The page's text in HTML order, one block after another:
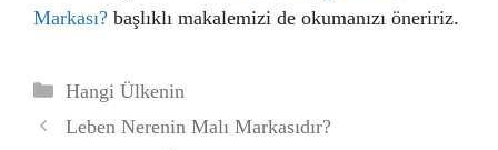
Markası? başlıklı makalemizi de okumanızı öneririz.
Kategoriler
Hangi Ülkenin
Leben Nerenin Malı Markasıdır?